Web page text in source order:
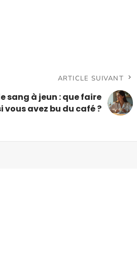
ARTICLE SUIVANT
sang à jeun : que faire
vous avez bu du café ?